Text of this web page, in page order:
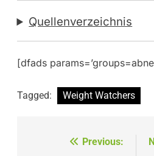
Quellenverzeichnis
[dfads
Tagged: Weight Watchers
Previous: